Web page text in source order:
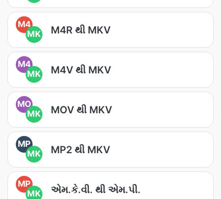
M4
MK
M4R થી MKV
M4
MK
M4V થી MKV
MO
MK
MOV થી MKV
MP
MK
MP2 થી MKV
MP
MK
એમ.કે.વી. થી એમ.પી.